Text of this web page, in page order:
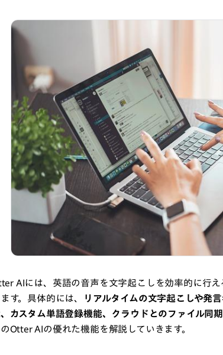
AIには、英語の音声を文字起こしを効率的に行
す。具体的には、
リアルタイムの文字起こしや発
カスタム単語登録機能、クラウドとのファイル同
のOtter AIの優れた機能を解説していきます。